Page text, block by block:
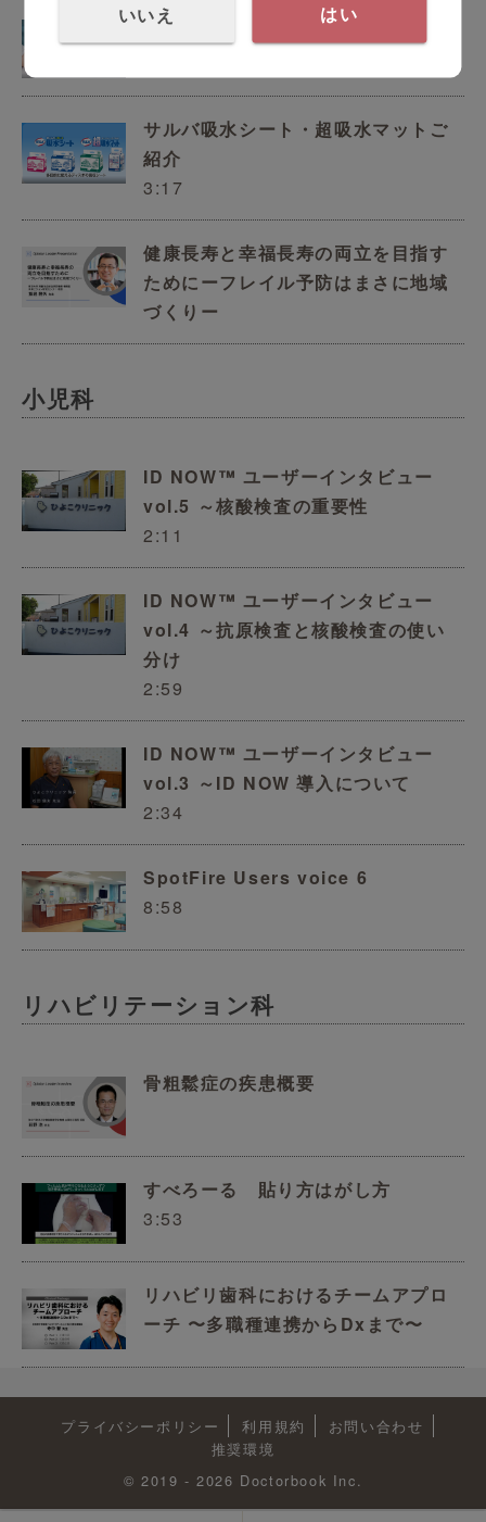
ヘキシジン綿球ご紹介、使用方法
サルバ吸水シート・超吸水マットご
紹介
3:17
健康長寿と幸福長寿の両立を目指す
ためにーフレイル予防はまさに地域
づくりー
小児科
ID NOW™ ユーザーインタビュー
vol.5 ～核酸検査の重要性
2:11
ID NOW™ ユーザーインタビュー
vol.4 ～抗原検査と核酸検査の使い
分け
2:59
ID NOW™ ユーザーインタビュー
vol.3 ～ID NOW 導入について
2:34
SpotFire Users voice 6
8:58
リハビリテーション科
骨粗鬆症の疾患概要
すべろーる 貼り方はがし方
3:53
リハビリ歯科におけるチームアプロ
ーチ 〜多職種連携からDxまで〜
プライバシーポリシー 利用規約
お問い合わせ
推奨環境
© 2019 - 2026 Doctorbook Inc.
いいえ はい